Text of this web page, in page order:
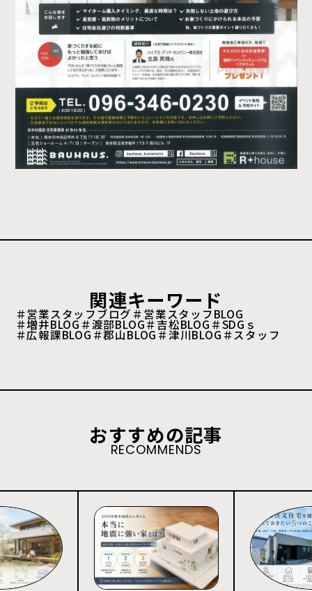
関連キーワード
＃営業スタッフブログ＃営業スタッフBLOG
＃増井BLOG＃渡部BLOG＃吉松BLOG＃SDGｓ
＃広報課BLOG＃郡山BLOG＃津川BLOG＃スタッフ
おすすめの記事
RECOMMENDS